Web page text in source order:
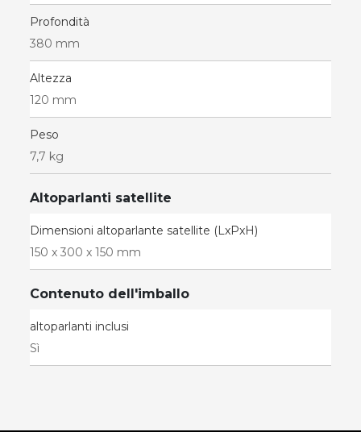
Profondità
380 mm
Altezza
120 mm
Peso
7,7 kg
Altoparlanti satellite
Dimensioni altoparlante satellite (LxPxH)
150 x 300 x 150 mm
Contenuto dell'imballo
altoparlanti inclusi
Sì